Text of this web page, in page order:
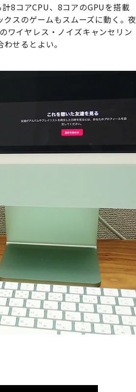
8コアCPU、8コアのGPUを搭載
スのゲームもスムーズに動く。夜
ワイヤレス・ノイズキャンセリン
せるとよい。